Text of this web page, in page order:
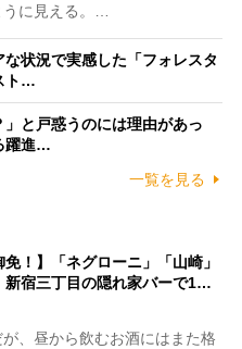
うに見える。…
な状況で実感した「フォレスタ
ト…
と戸惑うのには理由があっ
躍進…
一覧を見る
免！】「ネグローニ」「山崎」
新宿三丁目の隠れ家バーで1…
、昼から飲むお酒にはまた格